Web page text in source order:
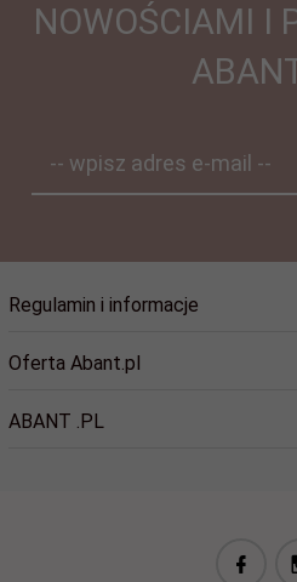
NOWOŚCIAMI I
-- wpisz adres e-mail --
Regulamin i informacje
Oferta Abant.pl
ABANT .PL